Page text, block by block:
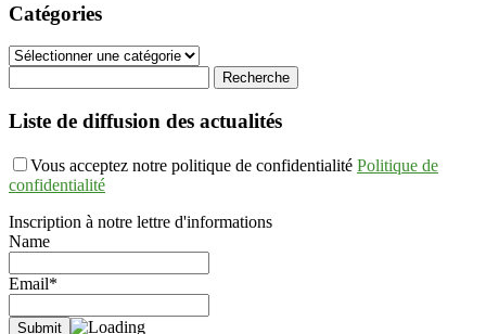
Catégories
Catégories
Liste de diffusion des actualités
Vous acceptez notre politique de confidentialité Politique de
confidentialité
Inscription à notre lettre d'informations
Name
Email*